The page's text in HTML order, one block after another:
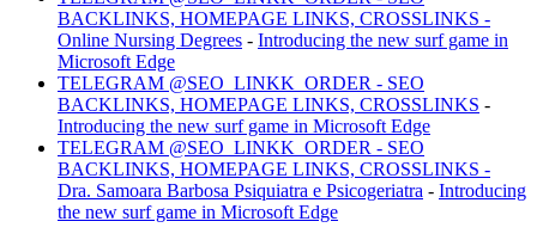
BACKLINKS, HOMEPAGE LINKS, CROSSLINKS -
Online Nursing Degrees - Introducing the new surf game in
Microsoft Edge
TELEGRAM @SEO_LINKK_ORDER - SEO
BACKLINKS, HOMEPAGE LINKS, CROSSLINKS -
Introducing the new surf game in Microsoft Edge
TELEGRAM @SEO_LINKK_ORDER - SEO
BACKLINKS, HOMEPAGE LINKS, CROSSLINKS -
Dra. Samoara Barbosa Psiquiatra e Psicogeriatra - Introducing
the new surf game in Microsoft Edge